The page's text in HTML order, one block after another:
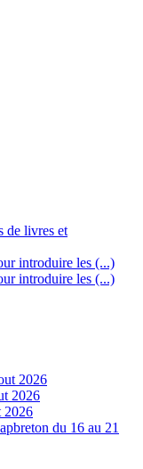
de livres et
introduire les (...)
introduire les (...)
2026
2026
2026
du 16 au 21